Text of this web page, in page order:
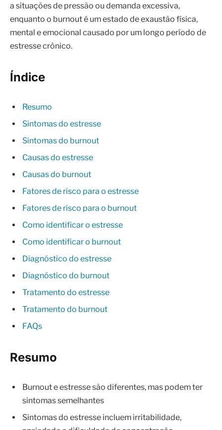
a situações de pressão ou demanda excessiva,
enquanto o burnout é um estado de exaustão física,
mental e emocional causado por um longo período de
estresse crônico.
Índice
Resumo
Sintomas do estresse
Sintomas do burnout
Causas do estresse
Causas do burnout
Fatores de risco para o estresse
Fatores de risco para o burnout
Como identificar o estresse
Como identificar o burnout
Diagnóstico do estresse
Diagnóstico do burnout
Tratamento do estresse
Tratamento do burnout
FAQs
Resumo
Burnout e estresse são diferentes, mas podem ter
sintomas semelhantes
Sintomas do estresse incluem irritabilidade,